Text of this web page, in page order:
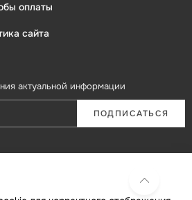
оплаты
сайта
актуальной информации
ПОДПИСАТЬСЯ
сетях